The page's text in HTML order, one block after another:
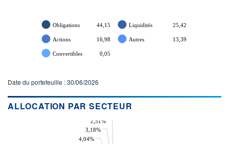
Obligations 44,15 Liquidités 25,42
Actions 16,98 Autres 13,39
Convertibles 0,05
Date du portefeuille : 30/06/2026
ALLOCATION PAR SECTEUR
4,04%
3,18%
2,51%